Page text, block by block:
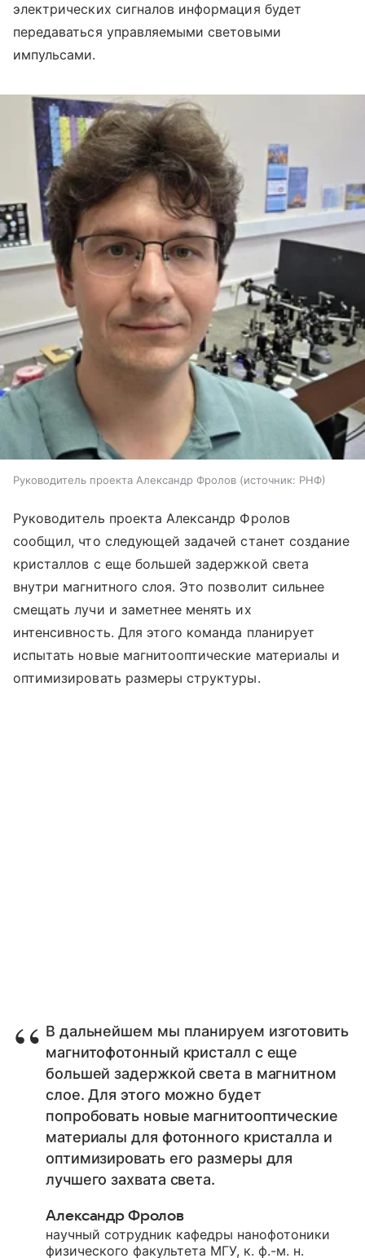
электрических сигналов информация будет
передаваться управляемыми световыми
импульсами.
Руководитель проекта Александр Фролов источник: РНФ
Руководитель проекта Александр Фролов
сообщил, что следующей задачей станет создание
кристаллов с еще большей задержкой света
внутри магнитного слоя. Это позволит сильнее
смещать лучи и заметнее менять их
интенсивность. Для этого команда планирует
испытать новые магнитооптические материалы и
оптимизировать размеры структуры.
В дальнейшем мы планируем изготовить
магнитофотонный кристалл с еще
большей задержкой света в магнитном
слое. Для этого можно будет
попробовать новые магнитооптические
материалы для фотонного кристалла и
оптимизировать его размеры для
лучшего захвата света.
Александр Фролов
научный сотрудник кафедры нанофотоники
физического факультета МГУ, к. ф.-м. н.